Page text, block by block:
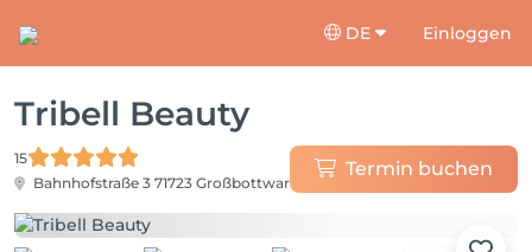
DE Einloggen
Tribell Beauty
15
Bahnhofstraße 3 71723 Großbottwar
Termin buchen